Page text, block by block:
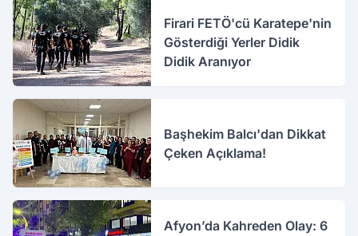
Firari FETÖ'cü Karatepe'nin
Gösterdiği Yerler Didik
Didik Aranıyor
Başhekim Balcı'dan Dikkat
Çeken Açıklama!
Afyon’da Kahreden Olay: 6